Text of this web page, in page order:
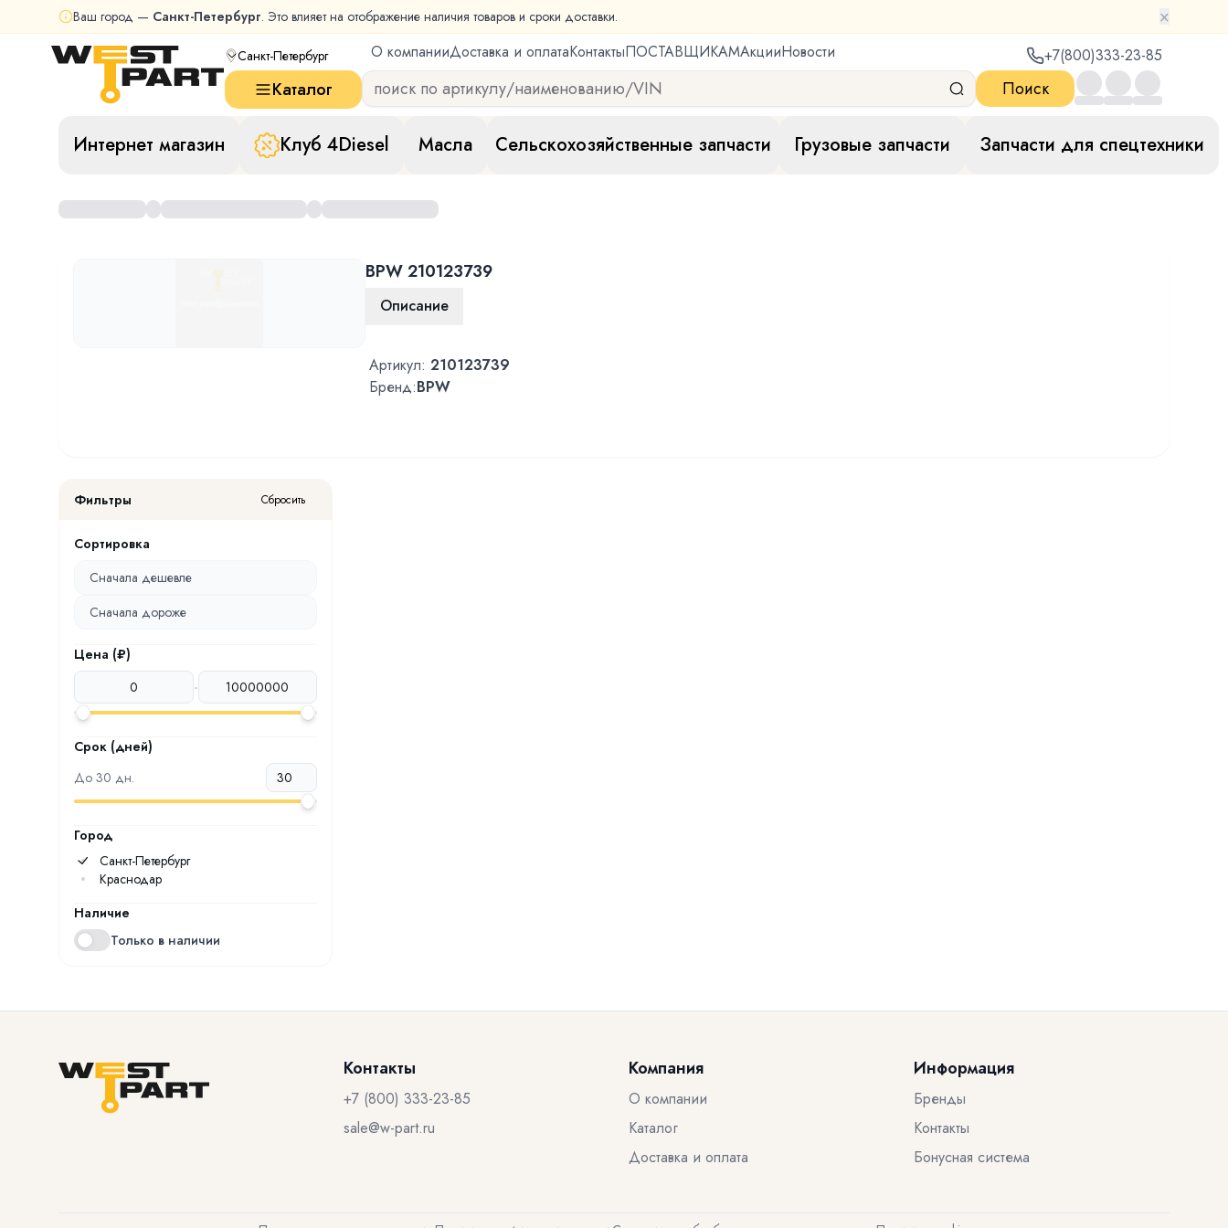
Ваш город — Санкт-Петербург. Это влияет на отображение наличия товаров и сроки доставки. ×
Санкт-Петербург О компанииДоставка и оплатаКонтактыПОСТАВЩИКАМАкцииНовости +7(800)333-23-85
Каталог Поиск
Интернет магазин Клуб 4Diesel Масла Сельскохозяйственные запчасти Грузовые запчасти Запчасти для спецтехники
BPW 210123739
Описание
Артикул: 210123739
Бренд:BPW
Фильтры Сбросить
Сортировка
Сначала дешевле
Сначала дороже
Цена (₽)
-
Срок (дней)
До 30 дн.
Город
Санкт-Петербург
Краснодар
Наличие
Только в наличии
Контакты
+7 (800) 333-23-85
sale@w-part.ru
Компания
О компании
Каталог
Доставка и оплата
Информация
Бренды
Контакты
Бонусная система